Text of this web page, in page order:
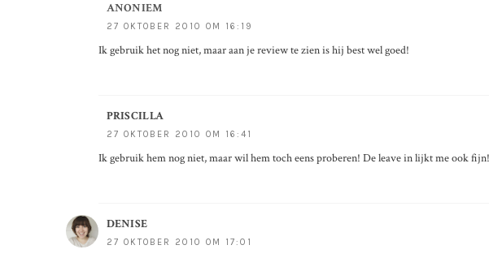
ANONIEM
27 OKTOBER 2010 OM 16:19
Ik gebruik het nog niet, maar aan je review te zien is hij best wel goed!
PRISCILLA
27 OKTOBER 2010 OM 16:41
Ik gebruik hem nog niet, maar wil hem toch eens proberen! De leave in lijkt me ook fijn!
DENISE
27 OKTOBER 2010 OM 17:01